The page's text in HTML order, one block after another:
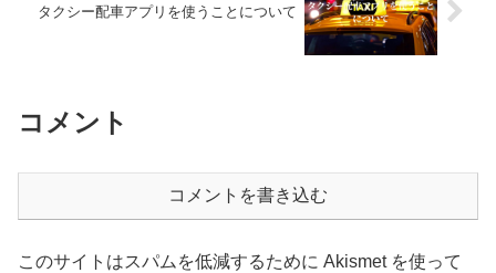
タクシー配車アプリを使うことについて
コメント
コメントを書き込む
このサイトはスパムを低減するために Akismet を使って